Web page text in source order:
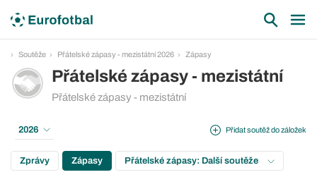
Soutěže Přátelské zápasy - mezistátní 2026 Zápasy
Přátelské zápasy - mezistátní
Přátelské zápasy - mezistátní
Přidat soutěž do záložek
2026
Zprávy Zápasy Přátelské zápasy: Další soutěže